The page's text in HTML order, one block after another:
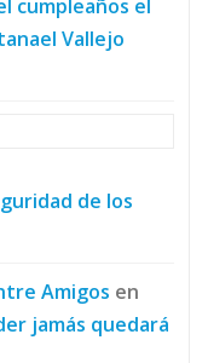
cumpleaños el
Vallejo
de los
Amigos en
jamás quedará